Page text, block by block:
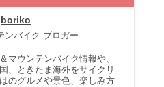
boriko
ンバイク ブロガー
マウンテンバイク情報や、
、ときたま海外をサイクリ
のグルメや景色、楽しみ方